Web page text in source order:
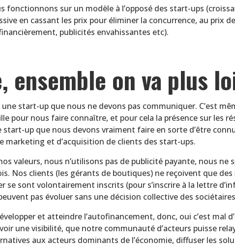
fonctionnons sur un modèle à l’opposé des start-ups
en cassant les prix pour éliminer la concurrence, au prix
publicités envahissantes etc).
ensemble on va plus
une start-up que nous ne devons pas communiquer. C’est
pour nous faire connaître, et pour cela la présence sur les
start-up que nous devons vraiment faire en sorte d’être
marketing et d’acquisition de clients des start-ups.
valeurs, nous n’utilisons pas de publicité payante, nous ne
Nos clients (les gérants de boutiques) ne reçoivent que
sont volontairement inscrits (pour s’inscrire à la lettre
pas évoluer sans une décision collective des
et atteindre l’autofinancement, donc, oui c’est mal
une visibilité, que notre communauté d’acteurs puisse
aux acteurs dominants de l’économie, diffuser les